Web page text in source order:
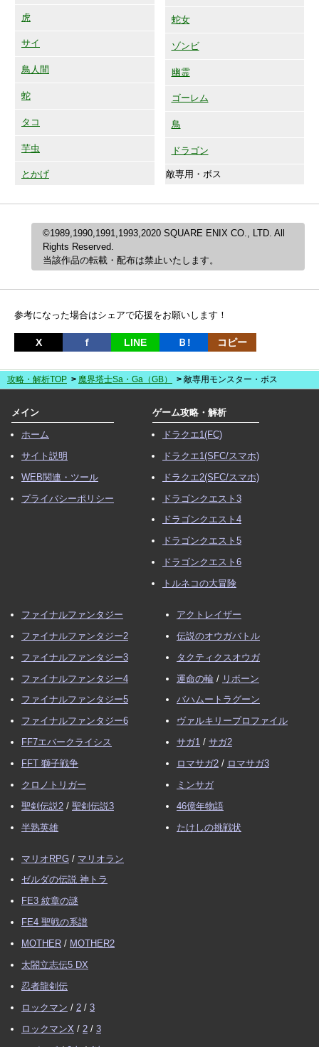
虎
サイ
鳥人間
蛇
タコ
芋虫
とかげ
蛇女
ゾンビ
幽霊
ゴーレム
鳥
ドラゴン
敵専用・ボス
©1989,1990,1991,1993,2020 SQUARE ENIX CO., LTD. All
Rights Reserved.
当該作品の転載・配布は禁止いたします。
参考になった場合はシェアで応援をお願いします！
X ｆ LINE Ｂ! コピー
攻略・解析TOP 魔界塔士Sa・Ga（GB） 敵専用モンスター・ボス
メイン
ホーム
サイト説明
WEB関連・ツール
プライバシーポリシー
ゲーム攻略・解析
ドラクエ1(FC)
ドラクエ1(SFC/スマホ)
ドラクエ2(SFC/スマホ)
ドラゴンクエスト3
ドラゴンクエスト4
ドラゴンクエスト5
ドラゴンクエスト6
トルネコの大冒険
ファイナルファンタジー
ファイナルファンタジー2
ファイナルファンタジー3
ファイナルファンタジー4
ファイナルファンタジー5
ファイナルファンタジー6
FF7エバークライシス
FFT 獅子戦争
クロノトリガー
聖剣伝説2 / 聖剣伝説3
半熟英雄
アクトレイザー
伝説のオウガバトル
タクティクスオウガ
運命の輪 / リボーン
バハムートラグーン
ヴァルキリープロファイル
サガ1 / サガ2
ロマサガ2 / ロマサガ3
ミンサガ
46億年物語
たけしの挑戦状
マリオRPG / マリオラン
ゼルダの伝説 神トラ
FE3 紋章の謎
FE4 聖戦の系譜
MOTHER / MOTHER2
太閤立志伝5 DX
忍者龍剣伝
ロックマン / 2 / 3
ロックマンX / 2 / 3